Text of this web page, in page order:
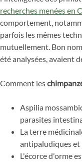
recherches menées en
comportement,
parfois les mêmes
mutuellement. Bon
été analysées, avaient
Comment les
Aspilia
parasites
La terre
antipaludiques et
L'écorce d'orme